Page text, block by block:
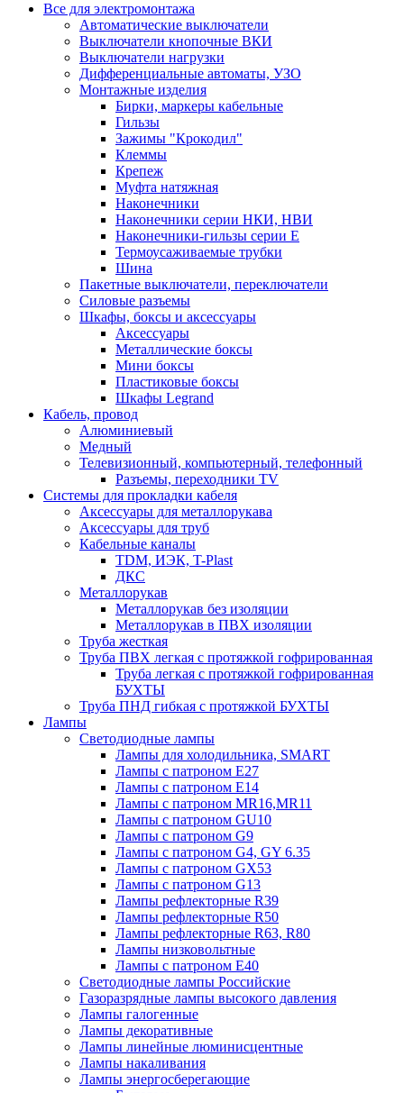
Все для электромонтажа
Автоматические выключатели
Выключатели кнопочные ВКИ
Выключатели нагрузки
Дифференциальные автоматы, УЗО
Монтажные изделия
Бирки, маркеры кабельные
Гильзы
Зажимы "Крокодил"
Клеммы
Крепеж
Муфта натяжная
Наконечники
Наконечники серии НКИ, НВИ
Наконечники-гильзы серии Е
Термоусаживаемые трубки
Шина
Пакетные выключатели, переключатели
Силовые разъемы
Шкафы, боксы и аксессуары
Аксессуары
Металлические боксы
Мини боксы
Пластиковые боксы
Шкафы Legrand
Кабель, провод
Алюминиевый
Медный
Телевизионный, компьютерный, телефонный
Разъемы, переходники TV
Системы для прокладки кабеля
Аксессуары для металлорукава
Аксессуары для труб
Кабельные каналы
TDM, ИЭК, T-Plast
ДКС
Металлорукав
Металлорукав без изоляции
Металлорукав в ПВХ изоляции
Труба жесткая
Труба ПВХ легкая с протяжкой гофрированная
Труба легкая с протяжкой гофрированная
БУХТЫ
Труба ПНД гибкая с протяжкой БУХТЫ
Лампы
Светодиодные лампы
Лампы для холодильника, SMART
Лампы с патроном E27
Лампы с патроном Е14
Лампы с патроном MR16,MR11
Лампы с патроном GU10
Лампы с патроном G9
Лампы с патроном G4, GY 6.35
Лампы с патроном GX53
Лампы с патроном G13
Лампы рефлекторные R39
Лампы рефлекторные R50
Лампы рефлекторные R63, R80
Лампы низковольтные
Лампы с патроном Е40
Светодиодные лампы Российские
Газоразрядные лампы высокого давления
Лампы галогенные
Лампы декоративные
Лампы линейные люминисцентные
Лампы накаливания
Лампы энергосберегающие